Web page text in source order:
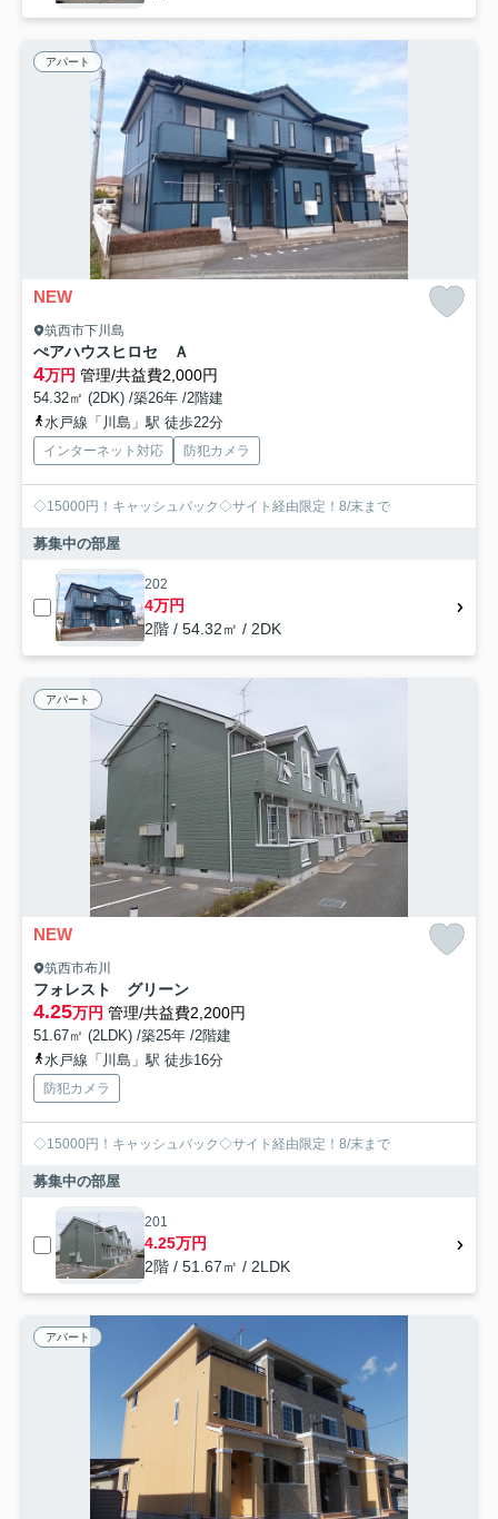
アパート
NEW
筑西市下川島
ぺアハウスヒロセ Ａ
4万円 管理/共益費2,000円
54.32㎡ (2DK) /築26年 /2階建
水戸線「川島」駅 徒歩22分
インターネット対応 防犯カメラ
◇15000円！キャッシュバック◇サイト経由限定！8/末まで
募集中の部屋
202
4万円
2階 / 54.32㎡ / 2DK
アパート
NEW
筑西市布川
フォレスト グリーン
4.25万円 管理/共益費2,200円
51.67㎡ (2LDK) /築25年 /2階建
水戸線「川島」駅 徒歩16分
防犯カメラ
◇15000円！キャッシュバック◇サイト経由限定！8/末まで
募集中の部屋
201
4.25万円
2階 / 51.67㎡ / 2LDK
アパート